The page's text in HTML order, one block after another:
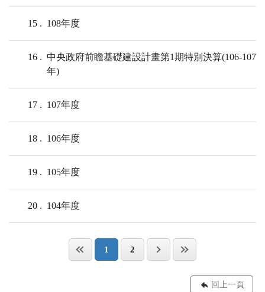
15 108年度
16
中央政府前瞻基礎建設計畫第1期特別決算(106-107
年)
17 107年度
18 106年度
19 105年度
20 104年度
1 2
回上一頁